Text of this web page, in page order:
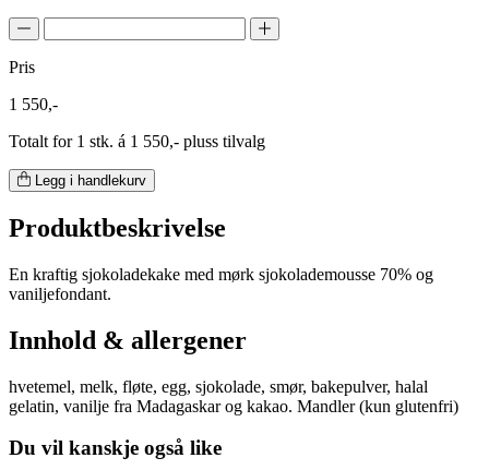
Pris
1 550,-
Totalt for 1 stk. á 1 550,- pluss tilvalg
Legg i handlekurv
Produktbeskrivelse
En kraftig sjokoladekake med mørk sjokolademousse 70% og
vaniljefondant.
Innhold & allergener
hvetemel, melk, fløte, egg, sjokolade, smør, bakepulver, halal
gelatin, vanilje fra Madagaskar og kakao. Mandler (kun glutenfri)
Du vil kanskje også like